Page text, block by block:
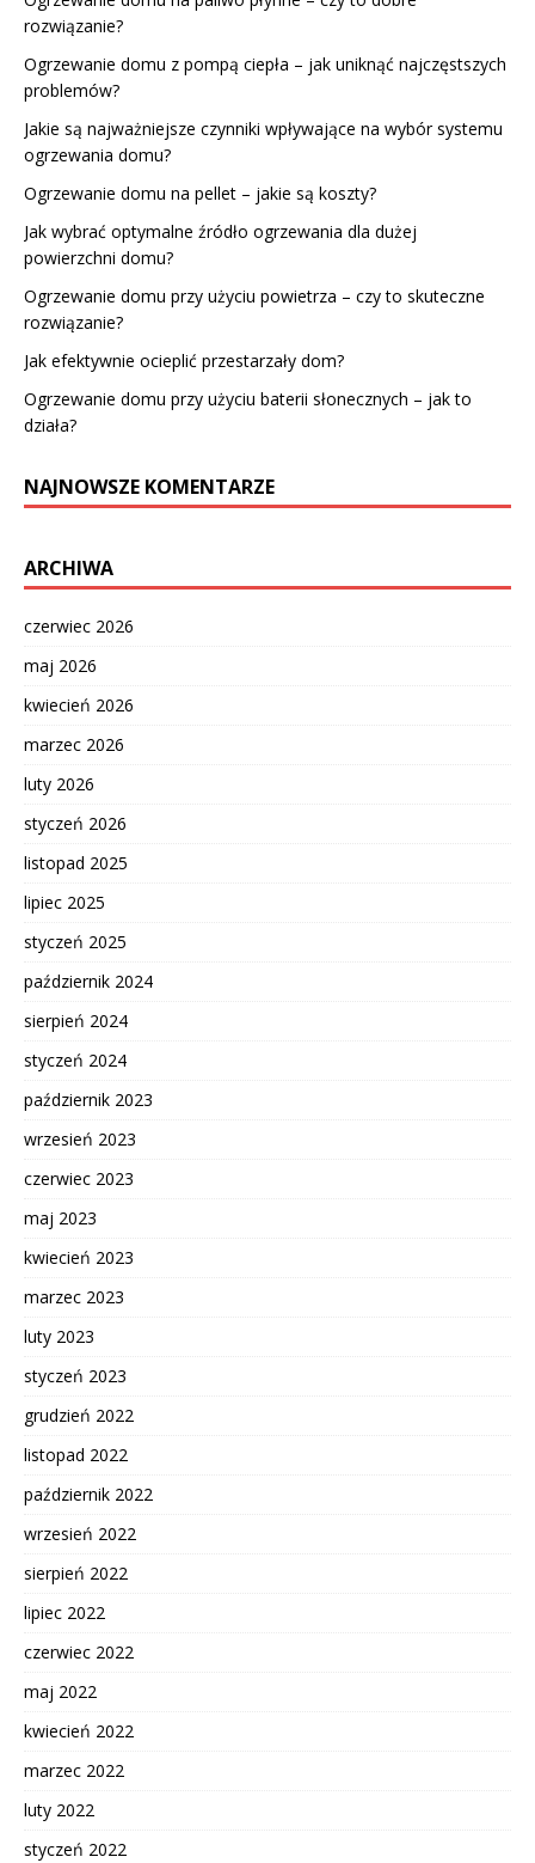
rozwiązanie?
Ogrzewanie domu z pompą ciepła – jak uniknąć najczęstszych
problemów?
Jakie są najważniejsze czynniki wpływające na wybór systemu
ogrzewania domu?
Ogrzewanie domu na pellet – jakie są koszty?
Jak wybrać optymalne źródło ogrzewania dla dużej
powierzchni domu?
Ogrzewanie domu przy użyciu powietrza – czy to skuteczne
rozwiązanie?
Jak efektywnie ocieplić przestarzały dom?
Ogrzewanie domu przy użyciu baterii słonecznych – jak to
działa?
NAJNOWSZE KOMENTARZE
ARCHIWA
czerwiec 2026
maj 2026
kwiecień 2026
marzec 2026
luty 2026
styczeń 2026
listopad 2025
lipiec 2025
styczeń 2025
październik 2024
sierpień 2024
styczeń 2024
październik 2023
wrzesień 2023
czerwiec 2023
maj 2023
kwiecień 2023
marzec 2023
luty 2023
styczeń 2023
grudzień 2022
listopad 2022
październik 2022
wrzesień 2022
sierpień 2022
lipiec 2022
czerwiec 2022
maj 2022
kwiecień 2022
marzec 2022
luty 2022
styczeń 2022